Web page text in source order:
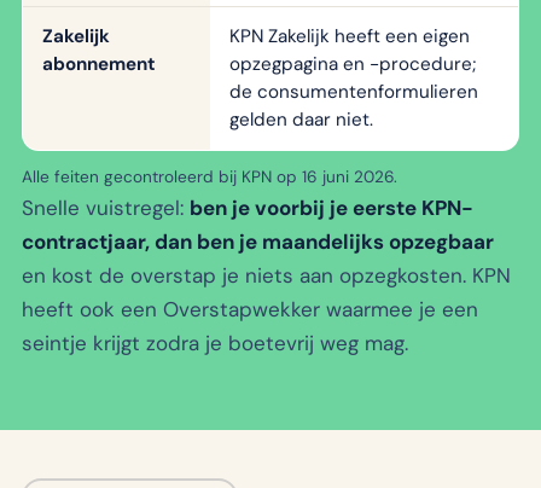
Zakelijk
abonnement
KPN Zakelijk heeft een eigen
opzegpagina en -procedure;
de consumentenformulieren
gelden daar niet.
Alle feiten gecontroleerd bij KPN op 16 juni 2026.
Snelle vuistregel: ben je voorbij je eerste KPN-
contractjaar, dan ben je maandelijks opzegbaar
en kost de overstap je niets aan opzegkosten. KPN
heeft ook een Overstapwekker waarmee je een
seintje krijgt zodra je boetevrij weg mag.